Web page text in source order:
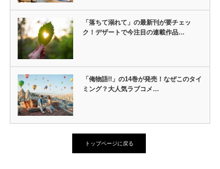
「落ちて溺れて」の最新刊が要チェッ
ク！デザートで今注目の連載作品…
「俺物語!!」の14巻が発売！なぜこのタイ
ミング？大人気ラブコメ…
トップページに戻る